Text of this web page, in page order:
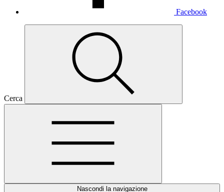
Facebook
Cerca
Nascondi la navigazione